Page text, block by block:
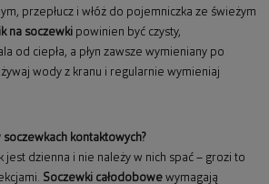
przepłucz i włóż do pojemniczka ze świeżym
na soczewki powinien być czysty,
od ciepła, a płyn zawsze wymieniany po
wody z kranu i regularnie wymieniaj
soczewkach kontaktowych?
jest dzienna i nie należy w nich spać – grozi to
Soczewki całodobowe wymagają